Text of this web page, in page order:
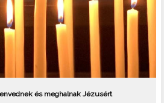
és meghalnak Jézusért